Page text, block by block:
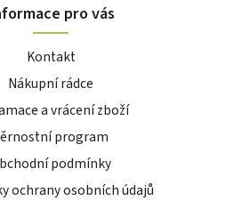
pro vás
Kontakt
Nákupní rádce
a vrácení zboží
program
podmínky
ochrany osobních údajů